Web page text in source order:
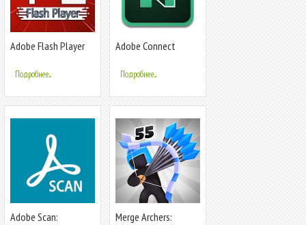
Adobe Flash Player
Подробнее...
Adobe Connect
Подробнее...
Adobe Scan:
Merge Archers: